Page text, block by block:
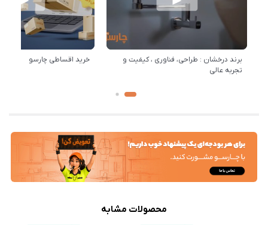
برند درخشان : طراحی، فناوری ، کیفیت و
تجربه عالی
خرید اقساطی چارسو
محصولات مشابه